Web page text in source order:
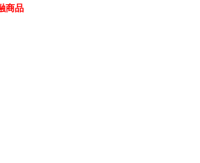
商品